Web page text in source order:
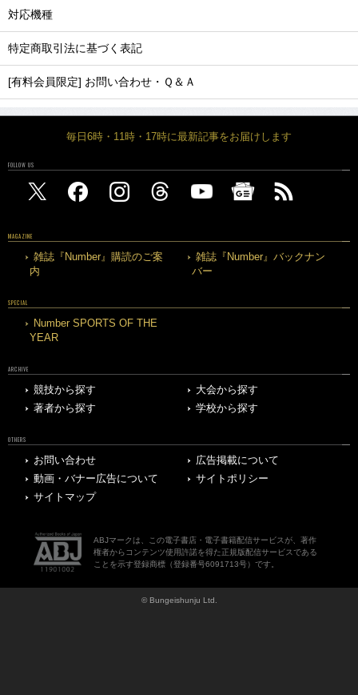
対応機種
特定商取引法に基づく表記
[有料会員限定] お問い合わせ・Ｑ＆Ａ
毎日6時・11時・17時に最新記事をお届けします
FOLLOW US
MAGAZINE
雑誌『Number』購読のご案
内
雑誌『Number』バックナン
バー
SPECIAL
Number SPORTS OF THE
YEAR
ARCHIVE
競技から探す
大会から探す
著者から探す
学校から探す
OTHERS
お問い合わせ
広告掲載について
動画・バナー広告について
サイトポリシー
サイトマップ
ABJマークは、この電子書店・電子書籍配信サービスが、著作
権者からコンテンツ使用許諾を得た正規版配信サービスである
ことを示す登録商標（登録番号6091713号）です。
© Bungeishunju Ltd.